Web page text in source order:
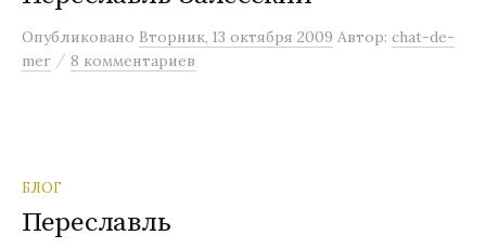
м
у
Опубликовано Вторник, 13 октября 2009 Автор: chat-de-
mer / 8 комментариев
БЛОГ
Переславль